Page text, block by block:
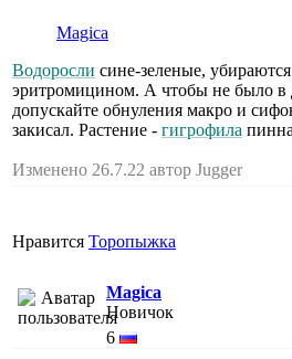
Magica
Водоросли сине-зеленые,
эритромицином. А чтобы не было в
допускайте обнуления макро и
закисал. Растение - гигрофила
Изменено 26.7.22 автор Jugger
Нравится Торопыжка
Magica
Новичок
6